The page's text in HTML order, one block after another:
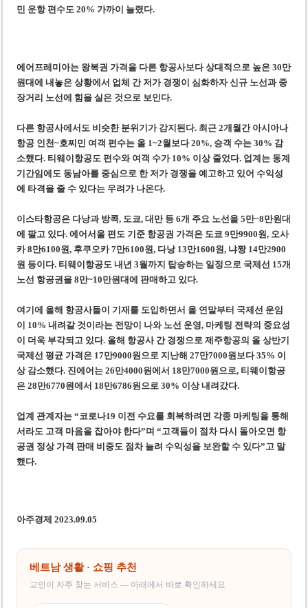
민 운항 편수도 20% 가까이 늘렸다.
에어프레미아는 왕복권 가격을 다른 항공사보다 상대적으로 높은 30만
원대에 내놓은 상황에서 업체 간 저가 경쟁이 심화하자 신규 노선과 중
장거리 노선에 힘을 실은 것으로 보인다.
다른 항공사에서도 비슷한 분위기가 감지된다. 최근 2개월간 아시아나
항공 인천~호찌민 여객 편수는 올 1~2월보다 20%, 승객 수는 30% 감
소했다. 티웨이항공도 편수와 여객 수가 10% 이상 줄었다. 업계는 동계
기간임에도 동남아를 중심으로 한 저가 경쟁을 예고하고 있어 수익성
에 타격을 줄 수 있다는 우려가 나온다.
이스타항공은 다낭과 방콕, 도쿄, 대만 등 6개 주요 노선을 5만~8만원대
에 팔고 있다. 에어서울 편도 기준 항공권 가격은 도쿄 9만9900원, 오사
카 8만6100원, 후쿠오카 7만6100원, 다낭 13만1600원, 냐짱 14만2900
원 등이다. 티웨이항공도 내년 3월까지 탑승하는 일정으로 국제선 15개
노선 항공권을 8만~10만원대에 판매하고 있다.
여기에 올해 항공사들이 기재를 도입하면서 올 연말부터 국제선 운임
이 10% 내려갈 것이라는 전망이 나와 노선 운영, 마케팅 전략의 중요성
이 더욱 부각되고 있다. 올해 항공사 간 경쟁으로 제주항공의 올 상반기
국제선 평균 가격은 17만9000원으로 지난해 27만7000원보다 35% 이
상 감소했다. 진에어는 26만4000원에서 18만7000원으로, 티웨이항공
은 28만6770원에서 18만6786원으로 30% 이상 내려갔다.
업계 관계자는 “코로나19 이전 수요를 회복하려면 각종 마케팅을 통해
서라도 고객 마음을 잡아야 한다”며 “고객들이 점차 다시 돌아오면 항
공권 정상 가격 판매 비중도 점차 늘려 수익성을 보완할 수 있다”고 말
했다.
아주경제 2023.09.05
베트남 생활 · 쇼핑 추천
교민이 자주 찾는 서비스 — 아래에서 바로 확인하세요